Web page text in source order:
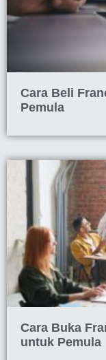
Cara Beli
Pemula
Cara Buka
untuk Pemula